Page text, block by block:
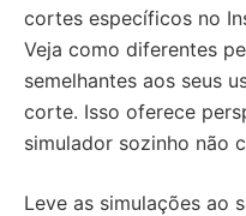
cortes específicos no
Veja como diferentes
semelhantes aos seus
corte. Isso oferece
simulador sozinho não
Leve as simulações ao